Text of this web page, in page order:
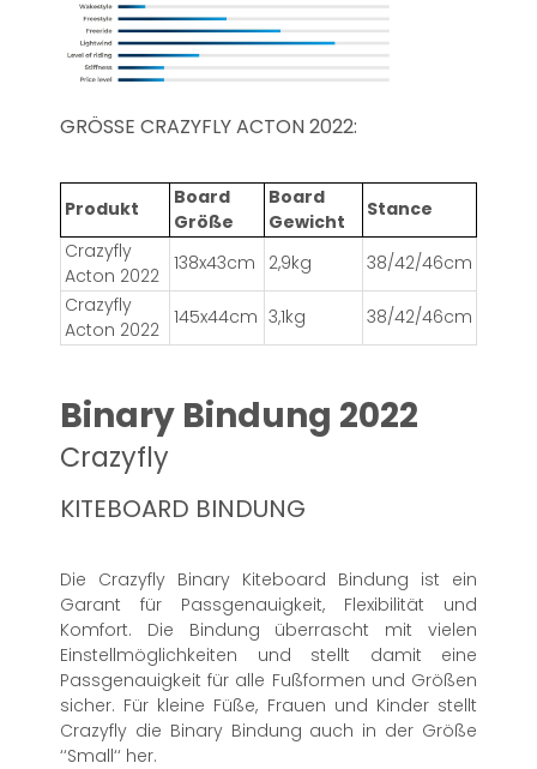
GRÖSSE CRAZYFLY ACTON 2022:
Produkt
Board
Größe
Board
Gewicht
Stance
Crazyfly
Acton 2022
138x43cm 2,9kg
38/42/46cm
Crazyfly
Acton 2022
145x44cm 3,1kg 38/42/46cm
Binary Bindung 2022
Crazyfly
KITEBOARD BINDUNG
Die Crazyfly Binary Kiteboard Bindung ist ein
Garant für Passgenauigkeit, Flexibilität und
Komfort. Die Bindung überrascht mit vielen
Einstellmöglichkeiten und stellt damit eine
Passgenauigkeit für alle Fußformen und Größen
sicher. Für kleine Füße, Frauen und Kinder stellt
Crazyfly die Binary Bindung auch in der Größe
‘‘Small‘‘ her.